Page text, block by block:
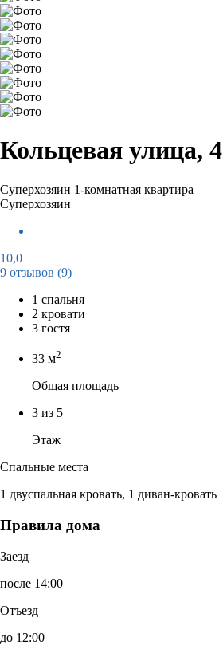
Кольцевая улица, 4
Суперхозяин 1-комнатная квартира
Суперхозяин
10,0
9 отзывов (9)
1 спальня
2 кровати
3 гостя
33 м2
Общая площадь
3 из 5
Этаж
Спальные места
1 двуспальная кровать, 1 диван-кровать
Правила дома
Заезд
после 14:00
Отъезд
до 12:00